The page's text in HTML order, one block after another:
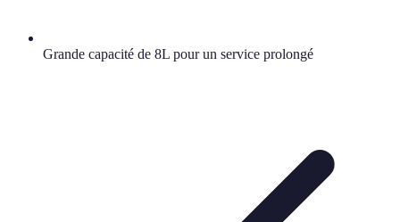
Grande capacité de 8L pour un service prolongé